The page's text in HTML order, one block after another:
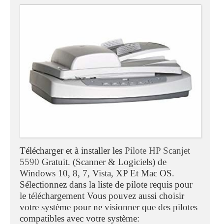
Télécharger et à installer les Pilote HP Scanjet
5590 Gratuit. (Scanner & Logiciels) de
Windows 10, 8, 7, Vista, XP Et Mac OS.
Sélectionnez dans la liste de pilote requis pour
le téléchargement Vous pouvez aussi choisir
votre système pour ne visionner que des pilotes
compatibles avec votre système: